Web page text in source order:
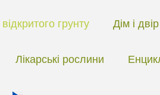
грунту Дім і двір
Лікарські рослини